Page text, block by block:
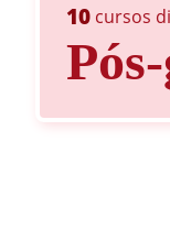
10 cursos